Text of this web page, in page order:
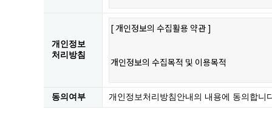
개인정보
처리방침
동의여부 개인정보처리방침안내의 내용에 동의합니